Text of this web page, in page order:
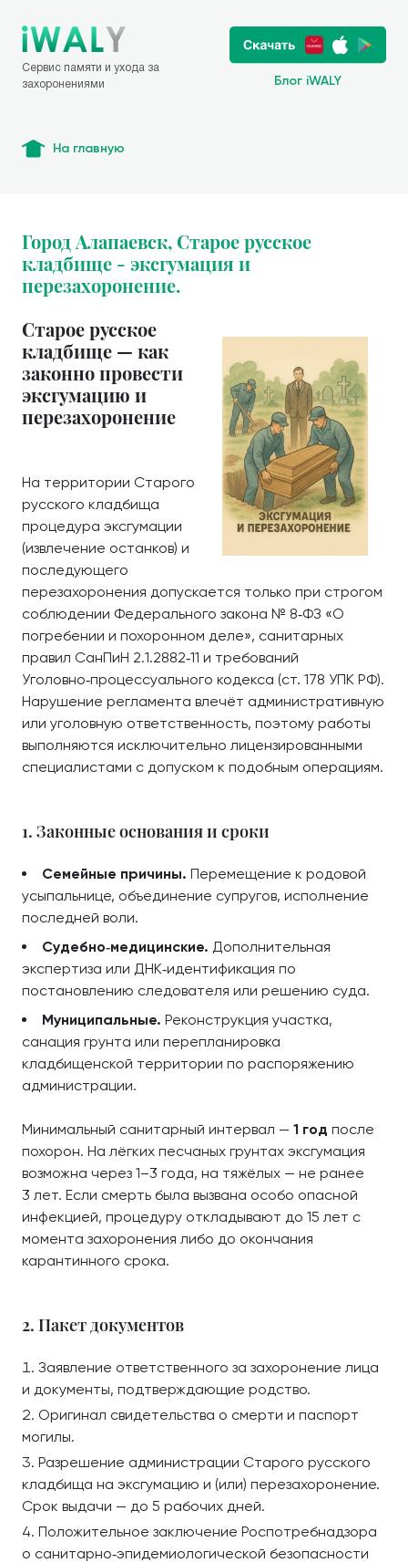
Сервис памяти и ухода за
захоронениями
Блог iWALY
На главную
Город Алапаевск, Старое русское
кладбище - эксгумация и
перезахоронение.
Старое русское
кладбище — как
законно провести
эксгумацию и
перезахоронение
На территории Старого
русского кладбища
процедура эксгумации
(извлечение останков) и
последующего
перезахоронения допускается только при строгом
соблюдении Федерального закона № 8‑ФЗ «О
погребении и похоронном деле», санитарных
правил СанПиН 2.1.2882‑11 и требований
Уголовно‑процессуального кодекса (ст. 178 УПК РФ).
Нарушение регламента влечёт административную
или уголовную ответственность, поэтому работы
выполняются исключительно лицензированными
специалистами с допуском к подобным операциям.
1. Законные основания и сроки
Семейные причины. Перемещение к родовой
усыпальнице, объединение супругов, исполнение
последней воли.
Судебно‑медицинские. Дополнительная
экспертиза или ДНК‑идентификация по
постановлению следователя или решению суда.
Муниципальные. Реконструкция участка,
санация грунта или перепланировка
кладбищенской территории по распоряжению
администрации.
Минимальный санитарный интервал — 1 год после
похорон. На лёгких песчаных грунтах эксгумация
возможна через 1–3 года, на тяжёлых — не ранее
3 лет. Если смерть была вызвана особо опасной
инфекцией, процедуру откладывают до 15 лет с
момента захоронения либо до окончания
карантинного срока.
2. Пакет документов
Заявление ответственного за захоронение лица
и документы, подтверждающие родство.
Оригинал свидетельства о смерти и паспорт
могилы.
Разрешение администрации Старого русского
кладбища на эксгумацию и (или) перезахоронение.
Срок выдачи — до 5 рабочих дней.
Положительное заключение Роспотребнадзора
о санитарно‑эпидемиологической безопасности